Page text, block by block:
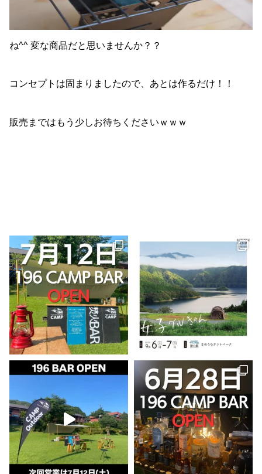
ね^^ 変な商品だと思いませんか？？
コンセプトは固まりましたので、あとは作るだけ！！
販売まではもう少しお待ちくださいｗｗｗ